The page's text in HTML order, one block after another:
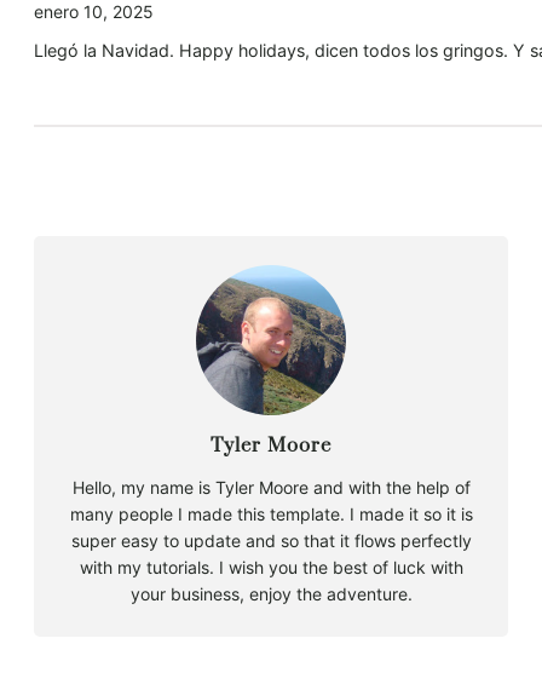
enero 10, 2025
Llegó la Navidad. Happy holidays, dicen todos los gringos. Y
Tyler Moore
Hello, my name is Tyler Moore and with the help of
many people I made this template. I made it so it is
super easy to update and so that it flows perfectly
with my tutorials. I wish you the best of luck with
your business, enjoy the adventure.